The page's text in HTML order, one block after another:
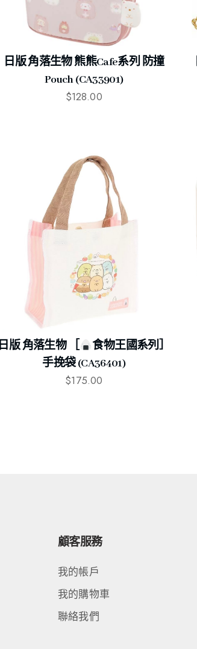
日版 角落生物 熊熊Cafe系列 防撞
Pouch (CA33901)
$128.00
日版 角落生物 ［
食物王國系列］
手挽袋 (CA36401)
$175.00
顧客服務
我的帳戶
我的購物車
聯絡我們